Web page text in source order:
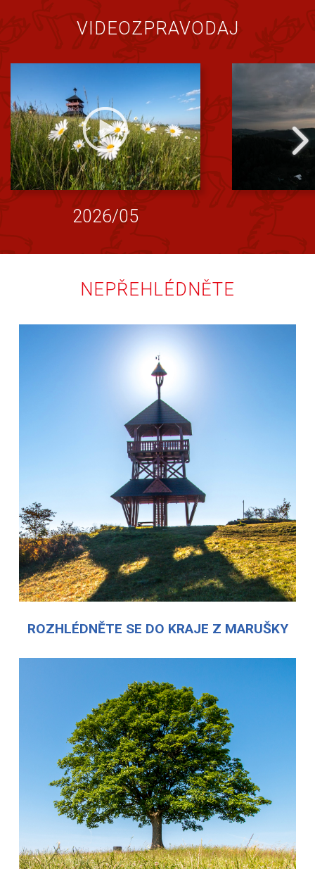
VIDEOZPRAVODAJ
2026/05
NEPŘEHLÉDNĚTE
ROZHLÉDNĚTE SE DO KRAJE Z MARUŠKY